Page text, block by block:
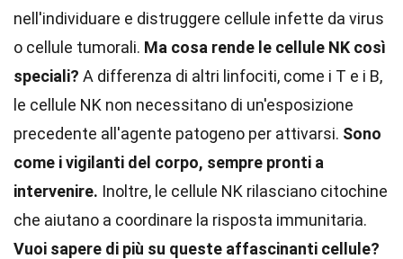
nell'individuare e distruggere cellule infette da virus
o cellule tumorali. Ma cosa rende le cellule NK così
speciali? A differenza di altri linfociti, come i T e i B,
le cellule NK non necessitano di un'esposizione
precedente all'agente patogeno per attivarsi. Sono
come i vigilanti del corpo, sempre pronti a
intervenire. Inoltre, le cellule NK rilasciano citochine
che aiutano a coordinare la risposta immunitaria.
Vuoi sapere di più su queste affascinanti cellule?